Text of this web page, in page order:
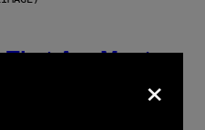
Are Most
Classic
×